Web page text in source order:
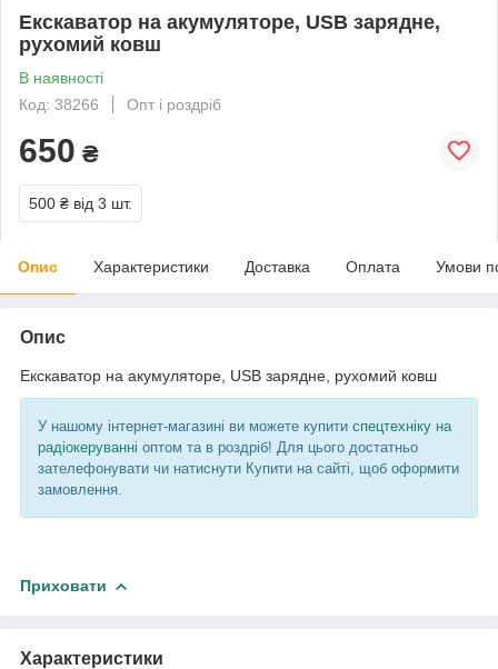
Екскаватор на акумуляторе, USB зарядне,
рухомий ковш
В наявності
Код: 38266
Опт і роздріб
650 ₴
500 ₴ від 3 шт.
Опис Характеристики Доставка Оплата Умови
Опис
Екскаватор на акумуляторе, USB зарядне, рухомий ковш
У нашому інтернет-магазині ви можете купити спецтехніку на
радіокеруванні оптом та в роздріб! Для цього достатньо
зателефонувати чи натиснути Купити на сайті, щоб оформити
замовлення.
Приховати
Характеристики